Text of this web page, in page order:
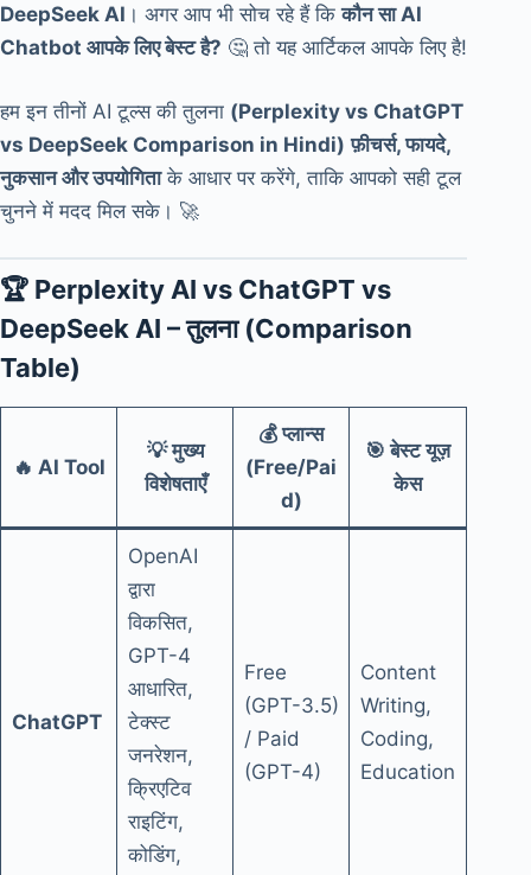
DeepSeek AI । अगर आप भी सोच रहे हैं किकौन सा AI
Chatbot आपके लिए बेस्ट है? 🤔 तो यह आर्टिकल आपके लिए है!
हम इन तीनों AI टूल्स की तुलना (Perplexity vs ChatGPT
vs DeepSeek Comparison in Hindi) फ़ीचर्स, फायदे,
नुकसान और उपयोगिताके आधार पर करेंगे, ताकि आपको सही टूल
चुनने में मदद मिल सके। 🚀
🏆 Perplexity AI vs ChatGPT vs
DeepSeek AI – तुलना (Comparison
Table)
🔥 AI Tool
💡मुख्य
विशेषताएँ
💰प्लान्स
(Free/Pai
d)
🎯बेस्ट यूज़
केस
ChatGPT
OpenAI
द्वारा
विकसित,
GPT-4
आधारित,
टेक्स्ट
जनरेशन,
क्रिएटिव
राइटिंग,
कोडिंग,
Free
(GPT-3.5)
/ Paid
(GPT-4)
Content
Writing,
Coding,
Education